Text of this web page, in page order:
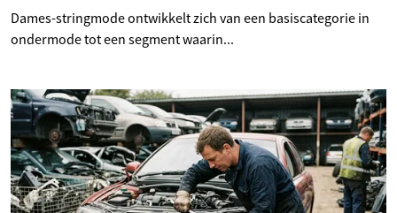
Dames-stringmode ontwikkelt zich van een basiscategorie in
ondermode tot een segment waarin...